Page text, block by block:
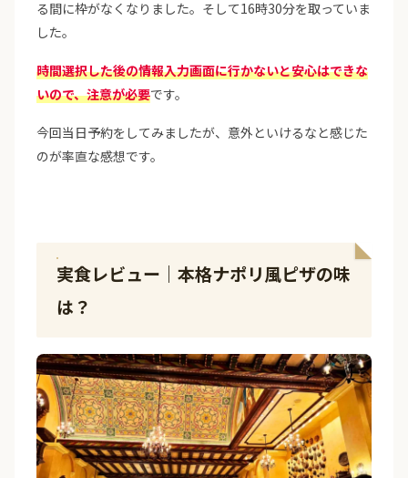
る間に枠がなくなりました。そして16時30分を取っていま
した。
時間選択した後の情報入力画面に行かないと安心はできな
いので、注意が必要です。
今回当日予約をしてみましたが、意外といけるなと感じた
のが率直な感想です。
実食レビュー｜本格ナポリ風ピザの味
は？